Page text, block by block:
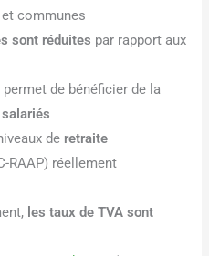
communes
sont réduites par rapport aux
permet de bénéficier de la
de retraite
RAAP) réellement
les taux de TVA sont